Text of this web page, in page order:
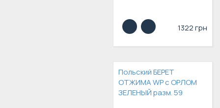
1322 грн
Польский БЕРЕТ
ОТЖИМА WP с ОРЛОМ
ЗЕЛЕНЫЙ разм. 59